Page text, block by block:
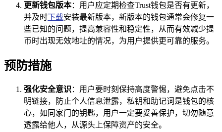
更新钱包版本：用户应定期检查Trust钱包是否有更新，
并及时下载安装最新版本，新版本的钱包通常会修复一
些已知的问题，提高兼容性和稳定性，从而有效减少提
币时出现无效地址的情况，为用户提供更可靠的服务。
预防措施
强化安全意识：用户要时刻保持高度警惕，避免点击不
明链接，防止个人信息泄露，私钥和助记词是钱包的核
心，如同家门的钥匙，用户一定要妥善保护，切勿随意
透露给他人，从源头上保障资产的安全。